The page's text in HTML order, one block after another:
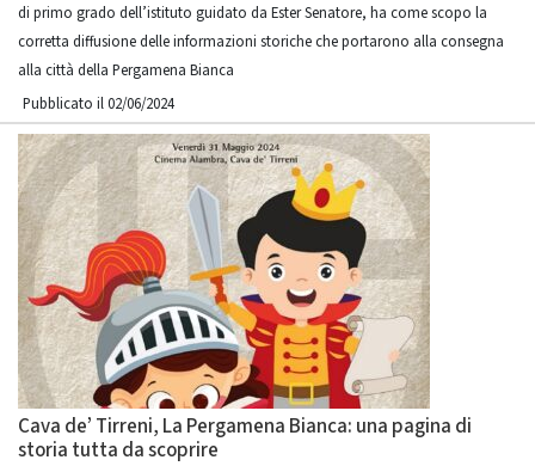
di primo grado dell’istituto guidato da Ester Senatore, ha come scopo la
corretta diffusione delle informazioni storiche che portarono alla consegna
alla città della Pergamena Bianca
Pubblicato il 02/06/2024
Cava de’ Tirreni, La Pergamena Bianca: una pagina di
storia tutta da scoprire